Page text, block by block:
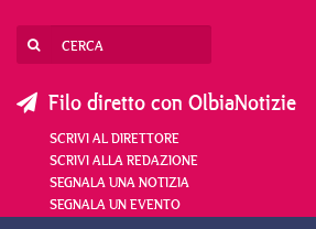
Filo diretto con OlbiaNotizie
SCRIVI AL DIRETTORE
SCRIVI ALLA REDAZIONE
SEGNALA UNA NOTIZIA
SEGNALA UN EVENTO